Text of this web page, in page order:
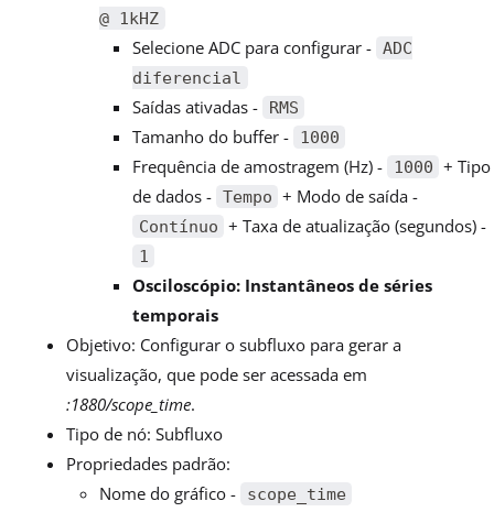
@ 1kHZ
Selecione ADC para configurar - ADC
diferencial
Saídas ativadas - RMS
Tamanho do buffer - 1000
Frequência de amostragem (Hz) - 1000 + Tipo
de dados - Tempo + Modo de saída -
Contínuo + Taxa de atualização (segundos) -
1
Osciloscópio: Instantâneos de séries
temporais
Objetivo: Configurar o subfluxo para gerar a
visualização, que pode ser acessada em
:1880/scope_time.
Tipo de nó: Subfluxo
Propriedades padrão:
Nome do gráfico -
scope_time